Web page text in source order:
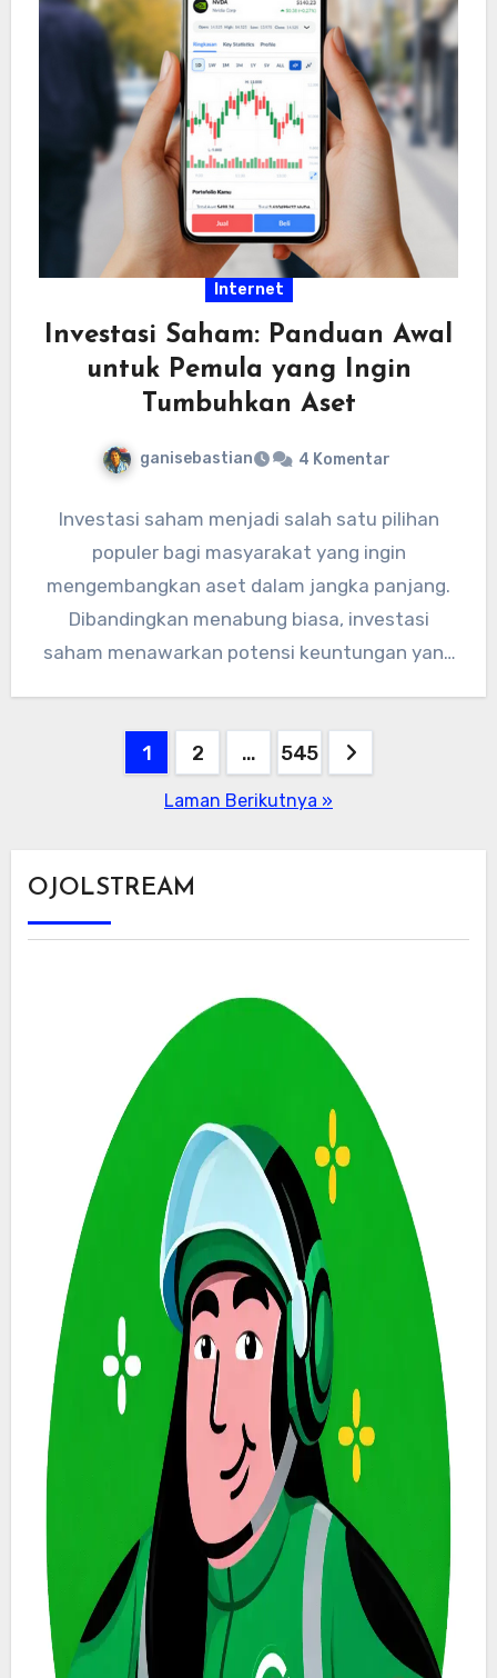
Internet
Investasi Saham: Panduan Awal
untuk Pemula yang Ingin
Tumbuhkan Aset
ganisebastian 4 Komentar
Investasi saham menjadi salah satu pilihan
populer bagi masyarakat yang ingin
mengembangkan aset dalam jangka panjang.
Dibandingkan menabung biasa, investasi
saham menawarkan potensi keuntungan yang
Paginasi
1 2 … 545
Laman Berikutnya »
OJOLSTREAM